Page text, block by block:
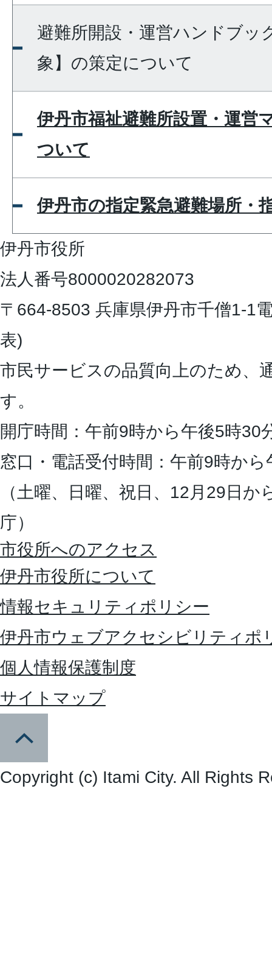
避難所開設・運営ハンドブッ
象】の策定について
伊丹市福祉避難所設置・運営
ついて
伊丹市の指定緊急避難場所・
伊丹市役所
法人番号8000020282073
〒664-8503 兵庫県伊丹市千僧1-1
表)
市民サービスの品質向上のため、
す。
開庁時間：午前9時から午後5時30
窓口・電話受付時間：午前9時か
（土曜、日曜、祝日、12月29日
庁）
市役所へのアクセス
伊丹市役所について
情報セキュリティポリシー
伊丹市ウェブアクセシビリティポ
個人情報保護制度
サイトマップ
Copyright (c) Itami City. All Rights